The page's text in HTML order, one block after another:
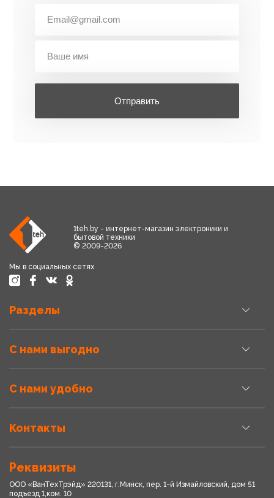
Отправить
1teh.by - интернет-магазин электроники и
бытовой техники
© 2009-2026
Мы в социальных сетях
Разделы
С нами выгодно
С нами удобно
Контакты
Реквизиты
ООО «ВанТехТрэйд» 220131, г.Минск, пер. 1-й Измайловский, дом 51
подъезд 1,ком. 10